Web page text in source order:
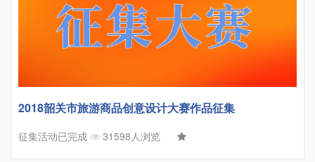
2018韶关市旅游商品创意设计大赛作品征集
征集活动已完成 31598人浏览